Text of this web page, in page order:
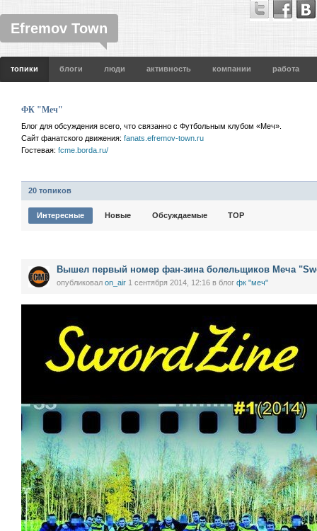
Efremov Town
топики блоги люди активность компании работа
ФК "Меч"
Блог для обсуждения всего, что связанно с Футбольным клубом «Меч».
Сайт фанатского движения: fanats.efremov-town.ru
Гостевая: fcme.borda.ru/
20 топиков
Интересные Новые Обсуждаемые TOP
Вышел первый номер фан-зина болельщиков Меча
опубликовал on_air 1 сентября 2014, 12:16 в блог фк "меч"